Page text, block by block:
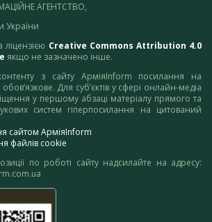
АГЕНТСТВО,
України
Creative Commons Attribution 4.0
якщо не зазначено інше.
з сайту АрміяInform посилання на
обов’язкове. Для суб’єктів у сфері онлайн-медіа
у першому абзаці матеріалу прямого та
систем гіперпосилання на цитований
сайтом АрміяInform
файлів cookie
по роботі сайту надсилайте на адресу: